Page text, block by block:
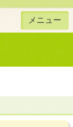
学習 メニュー